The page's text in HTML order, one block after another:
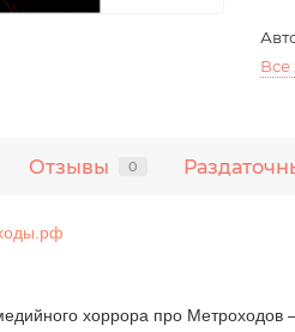
Все
Отзывы 0
хоррора про